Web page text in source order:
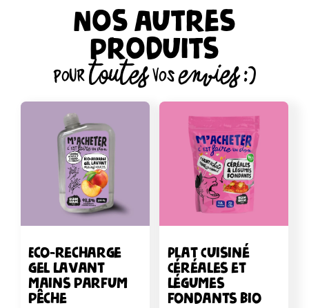
Nos autres
produits
pour TOUTES vos ENVIES :)
Eco-recharge
gel lavant
mains parfum
pêche
Plat Cuisiné
Céréales et
légumes
fondants bio